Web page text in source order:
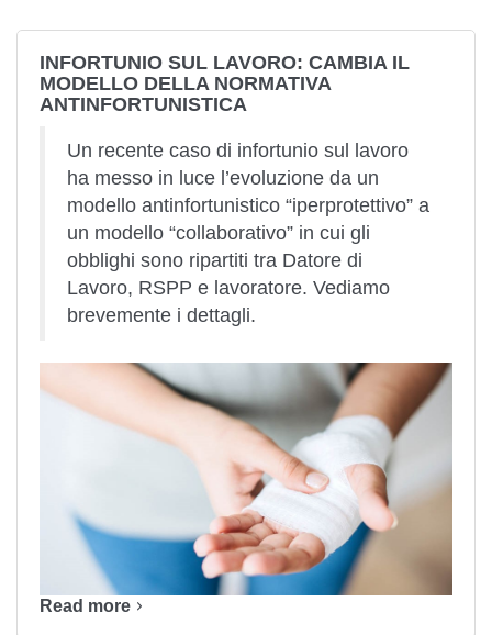
INFORTUNIO SUL LAVORO: CAMBIA IL
MODELLO DELLA NORMATIVA
ANTINFORTUNISTICA
Un recente caso di infortunio sul lavoro
ha messo in luce l’evoluzione da un
modello antinfortunistico “iperprotettivo” a
un modello “collaborativo” in cui gli
obblighi sono ripartiti tra Datore di
Lavoro, RSPP e lavoratore. Vediamo
brevemente i dettagli.
Read more